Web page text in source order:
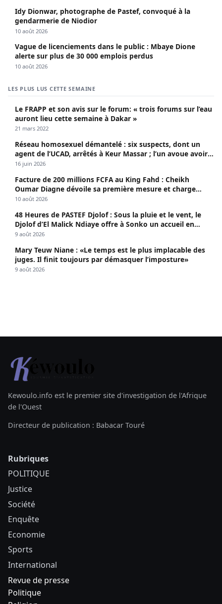
Idy Dionwar, photographe de Pastef, convoqué à la
gendarmerie de Niodior
10 août 2026
Vague de licenciements dans le public : Mbaye Dione
alerte sur plus de 30 000 emplois perdus
10 août 2026
LES PLUS LUS CETTE SEMAINE
Le FRAPP et son avis sur le forum: « trois forums sur l’eau
auront lieu cette semaine à Dakar »
21 mars 2022
Réseau homosexuel démantelé : six suspects, dont un
agent de l’UCAD, arrêtés à Keur Massar ; l’un avoue avoir
propagé le VIH depuis 2018
16 juin 2026
Facture de 200 millions FCFA au King Fahd : Cheikh
Oumar Diagne dévoile sa première mesure et charge
Diomaye et Cie
10 août 2026
48 Heures de PASTEF Djolof : Sous la pluie et le vent, le
Djolof d’El Malick Ndiaye offre à Sonko un accueil en
apothéose
9 août 2026
Mary Teuw Niane : «Le temps est le plus implacable des
juges. Il finit toujours par démasquer l’imposture»
9 août 2026
Kewoulo.info est le premier site d'investigation de l'Afrique
de l'Ouest
Directeur de publication : Babacar Touré
Rubriques
POLITIQUE
Justice
Société
Enquête
Economie
Sports
International
Revue de presse
Politique